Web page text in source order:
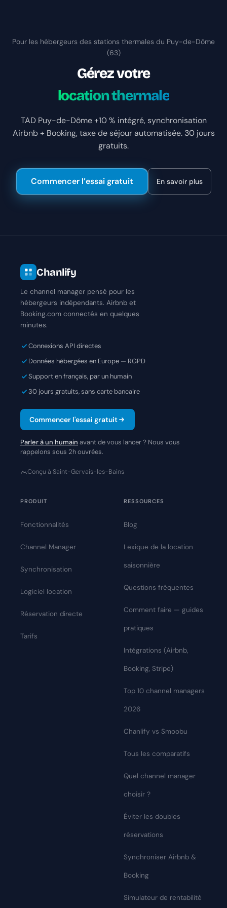
Pour les hébergeurs des stations thermales du Puy-de-Dôme
(63)
Gérez votre
location thermale
TAD Puy-de-Dôme +10 % intégré, synchronisation
Airbnb + Booking, taxe de séjour automatisée. 30 jours
gratuits.
Commencer l’essai gratuit En savoir plus
Chanlify
Le channel manager pensé pour les
hébergeurs indépendants. Airbnb et
Booking.com connectés en quelques
minutes.
Connexions API directes
Données hébergées en Europe — RGPD
Support en français, par un humain
30 jours gratuits, sans carte bancaire
Commencer l'essai gratuit
Parler à un humain avant de vous lancer ? Nous vous
rappelons sous 2h ouvrées.
Conçu à Saint-Gervais-les-Bains
PRODUIT
Fonctionnalités
Channel Manager
Synchronisation
Logiciel location
Réservation directe
Tarifs
RESSOURCES
Blog
Lexique de la location
saisonnière
Questions fréquentes
Comment faire — guides
pratiques
Intégrations (Airbnb,
Booking, Stripe)
Top 10 channel managers
2026
Chanlify vs Smoobu
Tous les comparatifs
Quel channel manager
choisir ?
Éviter les doubles
réservations
Synchroniser Airbnb &
Booking
Simulateur de rentabilité